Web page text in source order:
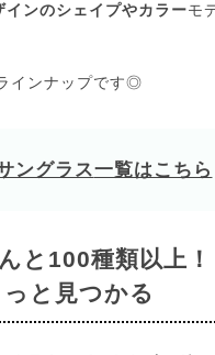
ンのシェイプやカラーモ
インナップです◎
ングラス一覧はこちら
と100種類以上！
と見つかる